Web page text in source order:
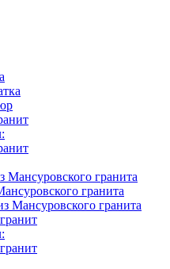
Мансуровского гранита
гранита
Мансуровского гранита